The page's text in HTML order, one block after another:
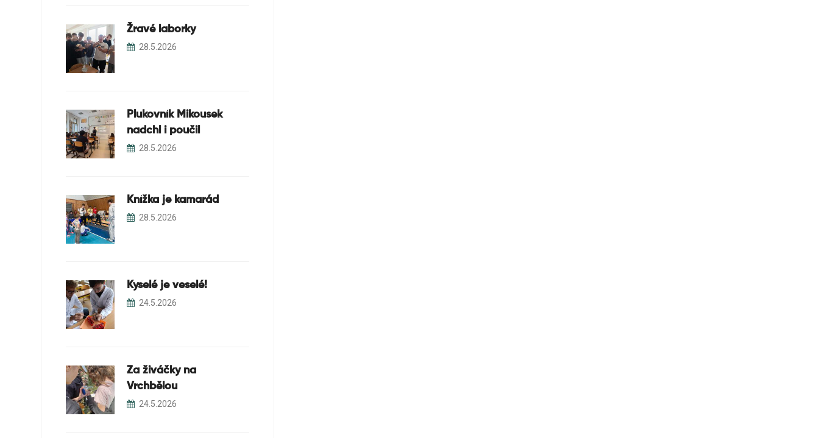
Žravé laborky
28.5.2026
Plukovník Mikousek
nadchl i poučil
28.5.2026
Knížka je kamarád
28.5.2026
Kyselé je veselé!
24.5.2026
Za živáčky na
Vrchbělou
24.5.2026